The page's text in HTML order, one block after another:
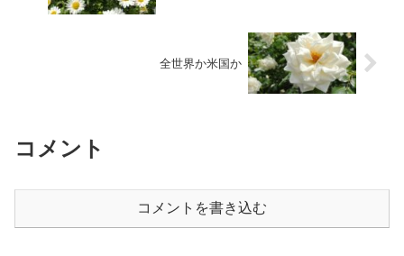
全世界か米国か
コメント
コメントを書き込む